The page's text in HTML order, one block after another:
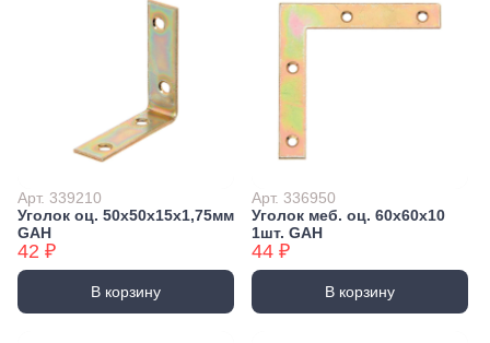
Арт. 339210
Уголок оц. 50х50х15х1,75мм
GAH
42 ₽
В корзину
Арт. 336950
Уголок меб. оц. 60x60x10
1шт. GAH
44 ₽
В корзину